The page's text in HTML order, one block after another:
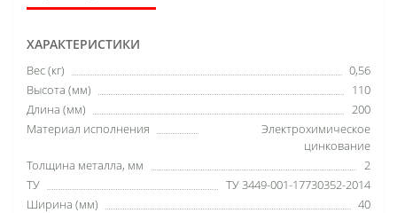
ХАРАКТЕРИСТИКИ
Вес (кг)
0,56
Высота (мм)
110
Длина (мм)
200
Материал исполнения
Электрохимическое
цинкование
Толщина металла, мм
2
ТУ
ТУ 3449-001-17730352-2014
Ширина (мм)
40